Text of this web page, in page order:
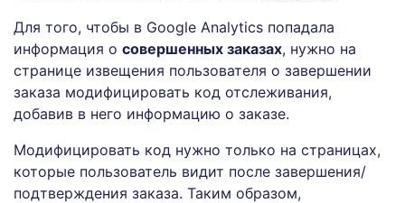
Для того, чтобы в Google Analytics попадала
информация о совершенных заказах, нужно на
странице извещения пользователя о завершении
заказа модифицировать код отслеживания,
добавив в него информацию о заказе.
Модифицировать код нужно только на страницах,
которые пользователь видит после завершения/
подтверждения заказа. Таким образом,